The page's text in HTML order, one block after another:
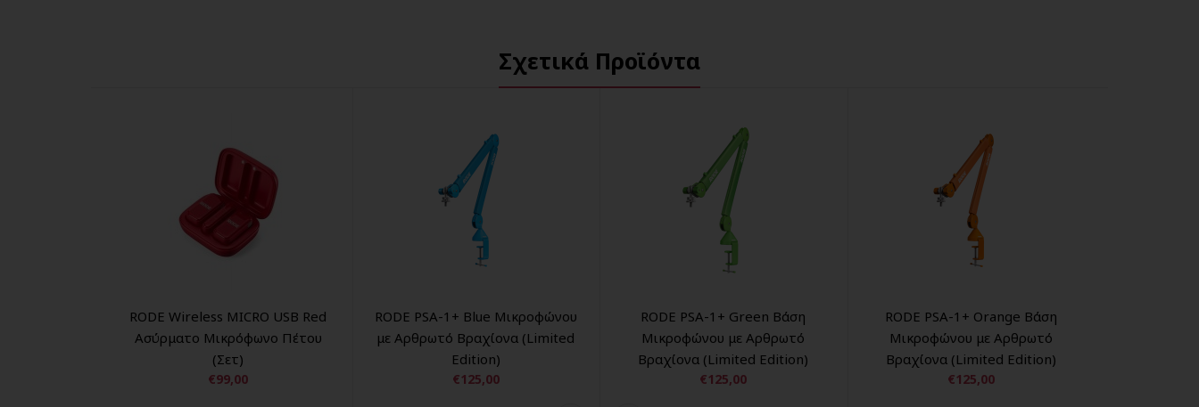
Σχετικά Προϊόντα
RODE Wireless MICRO USB Red
Ασύρματο Μικρόφωνο Πέτου
(Σετ)
€99,00
RODE PSA-1+ Blue Μικροφώνου
με Αρθρωτό Βραχίονα (Limited
Edition)
€125,00
RODE PSA-1+ Green Βάση
Μικροφώνου με Αρθρωτό
Βραχίονα (Limited Edition)
€125,00
RODE PSA-1+ Orange Βάση
Μικροφώνου με Αρθρωτό
Βραχίονα (Limited Edition)
€125,00